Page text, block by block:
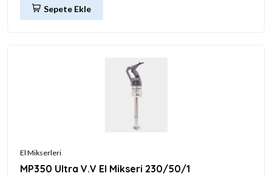
Sepete Ekle
El Mikserleri
MP350 Ultra V.V El Mikseri 230/50/1